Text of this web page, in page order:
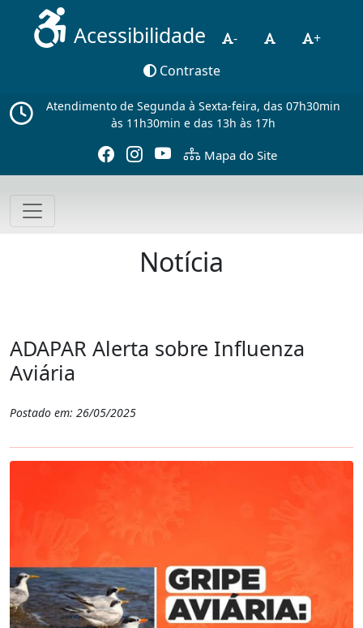
Acessibilidade -
+
Contraste
Atendimento de Segunda à Sexta-feira, das 07h30min
às 11h30min e das 13h às 17h
Mapa do Site
Notícia
ADAPAR Alerta sobre Influenza
Aviária
Postado em: 26/05/2025